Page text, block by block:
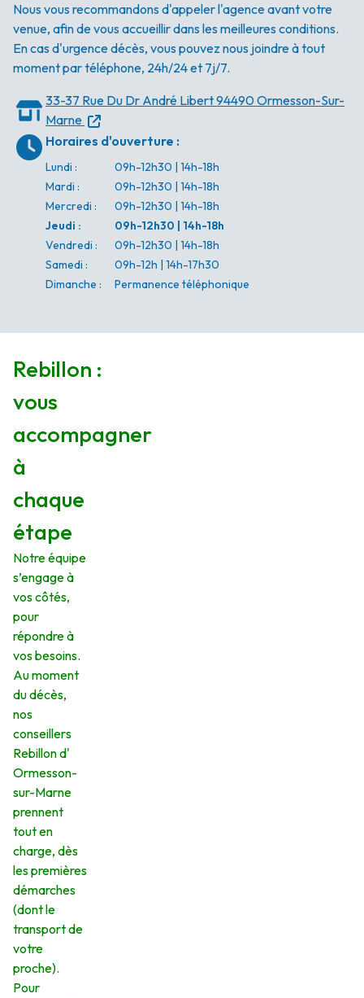
Nous vous recommandons d'appeler l'agence avant votre
venue, afin de vous accueillir dans les meilleures conditions.
En cas d'urgence décès, vous pouvez nous joindre à tout
moment par téléphone, 24h/24 et 7j/7.
33-37 Rue Du Dr André Libert94490 Ormesson-Sur-
Marne
Horaires d'ouverture :
Lundi :
09h-12h30 | 14h-18h
Mardi :
09h-12h30 | 14h-18h
Mercredi :
09h-12h30 | 14h-18h
Jeudi :
09h-12h30 | 14h-18h
Vendredi :
09h-12h30 | 14h-18h
Samedi :
09h-12h | 14h-17h30
Dimanche : Permanence téléphonique
Rebillon :
vous
accompagner
à
chaque
étape
Notre équipe
s’engage à
vos côtés,
pour
répondre à
vos besoins.
Au moment
du décès,
nos
conseillers
Rebillon d'
Ormesson-
sur-Marne
prennent
tout en
charge, dès
les premières
démarches
(dont le
transport de
votre
proche).
Pour